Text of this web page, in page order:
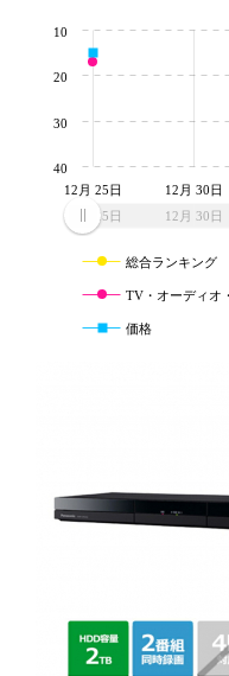
12月 25日 12月 30日
12月 25日 12月 30日
10
20
30
40
総合ランキング
TV・オーディオ
価格